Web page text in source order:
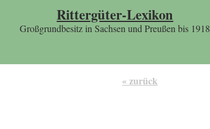
Rittergüter-Lexikon
Großgrundbesitz in Sachsen und Preußen bis 1918
« zurück